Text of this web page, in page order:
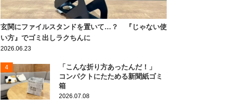
玄関にファイルスタンドを置いて…？ 『じゃない使
い方』でゴミ出しラクちんに
2026.06.23
4
「こんな折り方あったんだ！」
コンパクトにたためる新聞紙ゴミ
箱
2026.07.08